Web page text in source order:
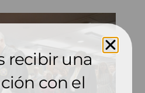
recibir una
con el